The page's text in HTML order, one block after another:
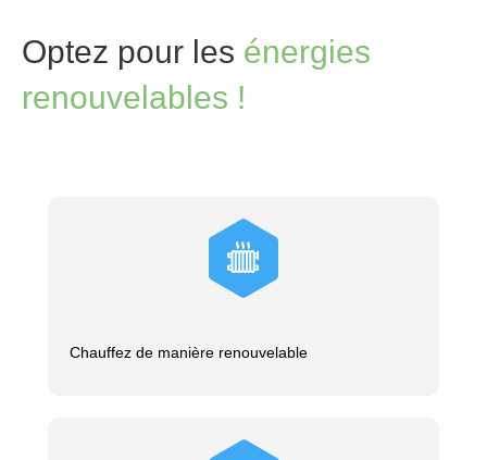
Optez pour les énergies
renouvelables !
Chauffez de manière renouvelable